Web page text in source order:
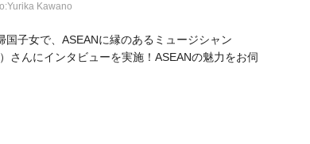
Kawano
国子女で、ASEANに縁のあるミュージシャン
さんにインタビューを実施！ ASEANの魅力をお伺